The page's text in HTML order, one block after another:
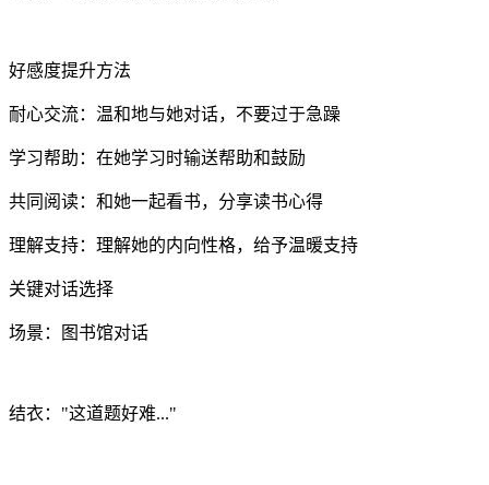
好感度提升方法
耐心交流：温和地与她对话，不要过于急躁
学习帮助：在她学习时输送帮助和鼓励
共同阅读：和她一起看书，分享读书心得
理解支持：理解她的内向性格，给予温暖支持
关键对话选择
场景：图书馆对话
结衣："这道题好难..."